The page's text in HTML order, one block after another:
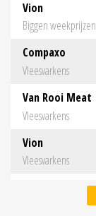
Vion
Biggen weekprijzen
Compaxo
Vleesvarkens
Van Rooi Meat
Vleesvarkens
Vion
Vleesvarkens